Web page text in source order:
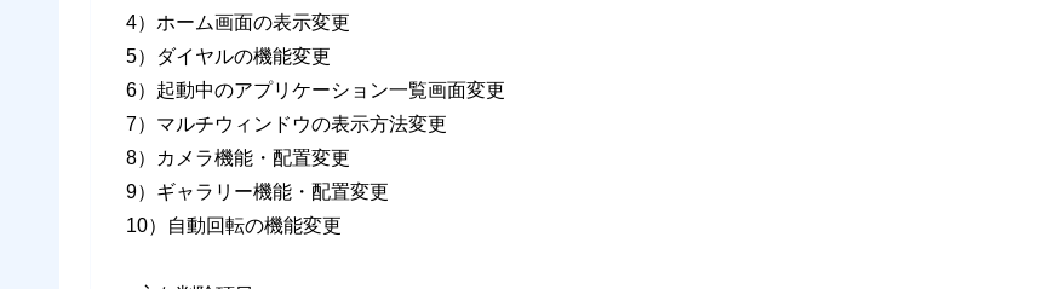
4）ホーム画面の表示変更
5）ダイヤルの機能変更
6）起動中のアプリケーション一覧画面変更
7）マルチウィンドウの表示方法変更
8）カメラ機能・配置変更
9）ギャラリー機能・配置変更
10）自動回転の機能変更